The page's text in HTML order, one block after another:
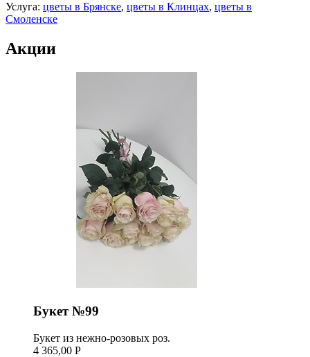
Услуга: цветы в Брянске, цветы в Клинцах, цветы в
Смоленске
Акции
Букет №99
Букет из нежно-розовых роз.
4 365,00 Р